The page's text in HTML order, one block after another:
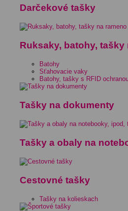
Darčekové tašky
Ruksaky, batohy, tašky
Batohy
Sťahovacie vaky
Batohy, tašky s RFID
Tašky na dokumenty
Tašky a obaly na
Cestovné tašky
Tašky na kolieskach